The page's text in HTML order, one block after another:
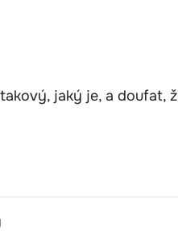
jaký je, a doufat,